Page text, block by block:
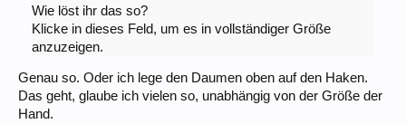
Wie löst ihr das so?
Klicke in dieses Feld, um es in vollständiger Größe
anzuzeigen.
Genau so. Oder ich lege den Daumen oben auf den Haken.
Das geht, glaube ich vielen so, unabhängig von der Größe der
Hand.